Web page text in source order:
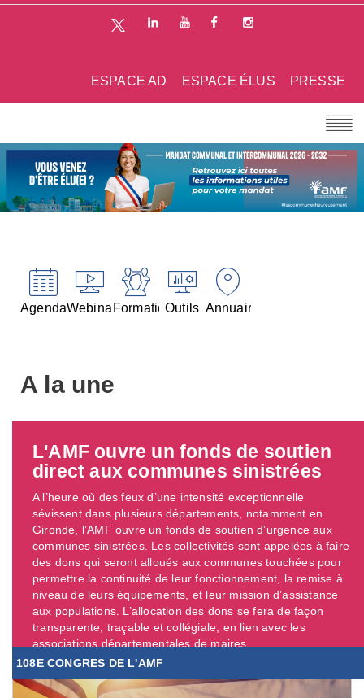
PRESSE
ESPACE ÉLUS
ESPACE AD
AgendaWebinairesFormationsOutils Annuaires
A la une
L'AMF ouvre un fonds de soutien
direct aux communes sinistrées
A l’heure où des feux d’une intensité exceptionnelle
sévissent dans plusieurs départements, notamment en
Gironde, l’AMF ouvre un fonds de soutien d’urgence aux
communes sinistrées. Les collectivités sont appelées à faire
des dons qui seront alloués aux communes touchées pour
permettre la continuité de leur fonctionnement, la remise à
niveau de leurs équipements, et leur mission d’assistance
aux populations. L’allocation des dons se fera de façon
transparente, traçable et collégiale, en lien avec les
associations départementales de maires. ...
108E CONGRES DE L'AMF